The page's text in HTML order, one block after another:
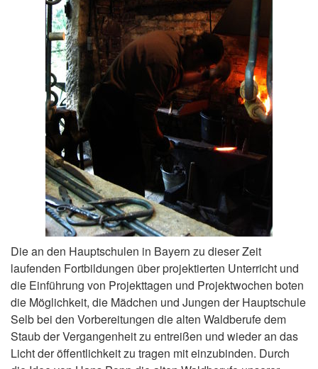
Die an den Hauptschulen in Bayern zu dieser Zeit
laufenden Fortbildungen über projektierten Unterricht und
die Einführung von Projekttagen und Projektwochen boten
die Möglichkeit, die Mädchen und Jungen der Hauptschule
Selb bei den Vorbereitungen die alten Waldberufe dem
Staub der Vergangenheit zu entreißen und wieder an das
Licht der öffentlichkeit zu tragen mit einzubinden. Durch